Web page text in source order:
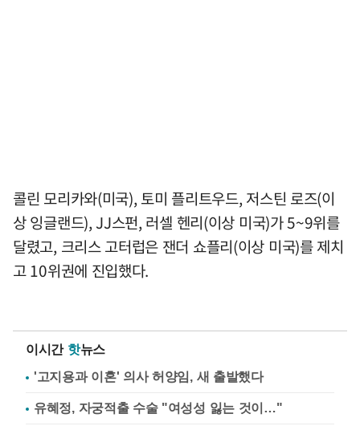
콜린 모리카와(미국), 토미 플리트우드, 저스틴 로즈(이
상 잉글랜드), JJ스펀, 러셀 헨리(이상 미국)가 5~9위를
달렸고, 크리스 고터럽은 잰더 쇼플리(이상 미국)를 제치
고 10위권에 진입했다.
이시간 핫뉴스
'고지용과 이혼' 의사 허양임, 새 출발했다
유혜정, 자궁적출 수술 "여성성 잃는 것이…"